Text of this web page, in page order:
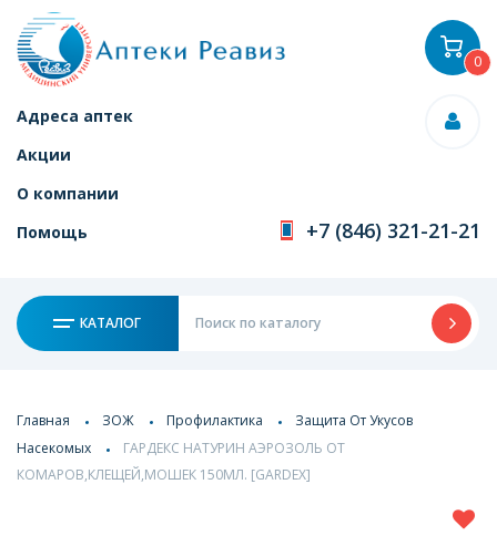
Адреса аптек
Акции
О компании
Помощь
+7 (846) 321-21-21
КАТАЛОГ
0
Главная ЗОЖ Профилактика
Защита От Укусов
Насекомых
ГАРДЕКС НАТУРИН АЭРОЗОЛЬ ОТ
КОМАРОВ,КЛЕЩЕЙ,МОШЕК 150МЛ. [GARDEX]